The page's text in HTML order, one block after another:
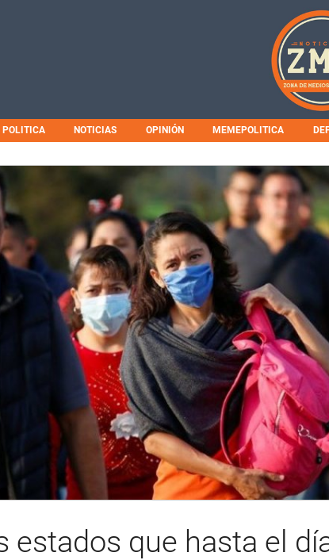
POLITICA NOTICIAS OPINIÓN MEMEPOLITICA
estados que hasta el